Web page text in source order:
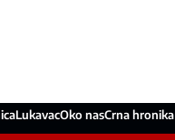
LukavacOko nasCrna hronika